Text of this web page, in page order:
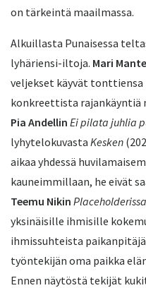
on tärkeintä maailmassa.
Alkuillasta Punaisessa
lyhäriensi-iltoja. Mari
veljekset käyvät
konkreettista rajankäyntiä
Pia Andellin Ei pilata juhlia
lyhytelokuvasta Kesken
aikaa yhdessä
kauneimmillaan, he eivät
Teemu Nikin Placeholderissa
yksinäisille ihmisille
ihmissuhteista
työntekijän oma paikka
Ennen näytöstä tekijät